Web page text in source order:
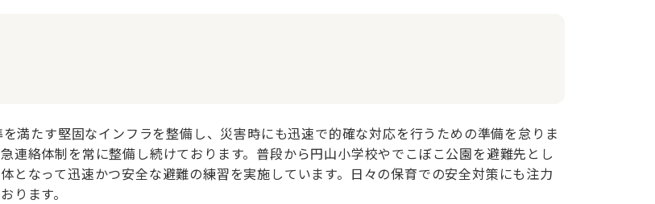
満たす堅固なインフラを整備し、災害時にも迅速で的確な対応を行うための準備を怠りま
連絡体制を常に整備し続けております。普段から円山小学校やでこぼこ公園を避難先とし
となって迅速かつ安全な避難の練習を実施しています。日々の保育での安全対策にも注力
ります。